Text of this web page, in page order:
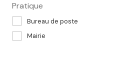
Pratique
Bureau de poste
Mairie